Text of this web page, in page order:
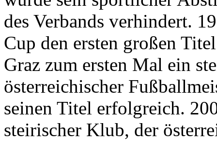
des Verbands verhindert.
Cup den ersten großen
Graz zum ersten Mal ein
österreichischer
seinen Titel erfolgreich.
steirischer Klub, der